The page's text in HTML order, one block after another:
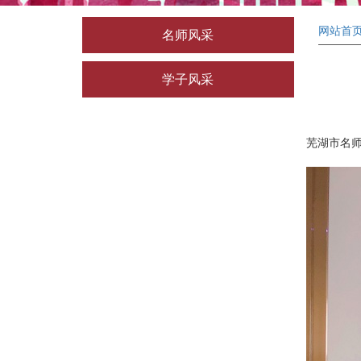
名师风采
学子风采
网站首
芜湖市名